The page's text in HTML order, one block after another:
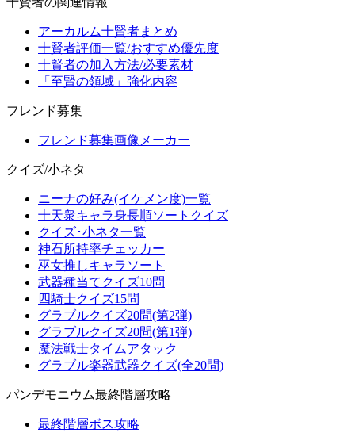
アーカルム十賢者まとめ
十賢者評価一覧/おすすめ優先度
十賢者の加入方法/必要素材
「至賢の領域」強化内容
フレンド募集
フレンド募集画像メーカー
クイズ/小ネタ
ニーナの好み(イケメン度)一覧
十天衆キャラ身長順ソートクイズ
クイズ･小ネタ一覧
神石所持率チェッカー
巫女推しキャラソート
武器種当てクイズ10問
四騎士クイズ15問
グラブルクイズ20問(第2弾)
グラブルクイズ20問(第1弾)
魔法戦士タイムアタック
グラブル楽器武器クイズ(全20問)
パンデモニウム最終階層攻略
最終階層ボス攻略